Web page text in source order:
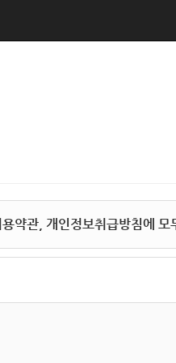
약관, 개인정보취급방침에 모